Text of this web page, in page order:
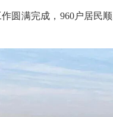
圆满完成，960户居民